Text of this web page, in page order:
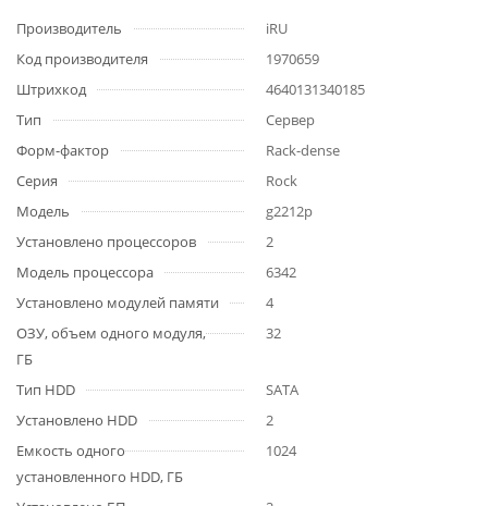
Производитель
iRU
Код производителя
1970659
Штрихкод
4640131340185
Тип
Сервер
Форм-фактор
Rack-dense
Серия
Rock
Модель
g2212p
Установлено процессоров
2
Модель процессора
6342
Установлено модулей памяти
4
ОЗУ, объем одного модуля,
ГБ
32
Тип HDD
SATA
Установлено HDD
2
Емкость одного
установленного HDD, ГБ
1024